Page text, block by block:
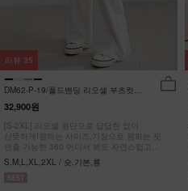
DM62-P-19/폴드밴딩 리오셀 부츠컷팬
츠_HR
32,900원
[S-2XL] 리오셀 원단으로 답답한 없이
산뜻하게!원하는 사이즈,기장으로 원하는 핏
연출 가능한 360 어디서 봐도 자연스럽고
균형잡힌 부츠컷 팬츠
S,M,L,XL,2XL / 숏,기본,롱
리뷰 35